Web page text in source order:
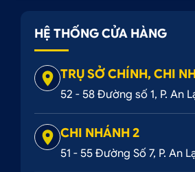
HỆ THỐNG CỬA HÀNG
TRỤ SỞ CHÍNH, CHI
52 - 58 Đường số 1, P. An
CHI NHÁNH 2
51 - 55 Đường Số 7, P. An